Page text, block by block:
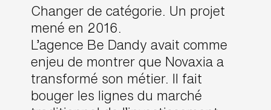
Changer de catégorie. Un projet
mené en 2016.
L’agence Be Dandy avait comme
enjeu de montrer que Novaxia a
transformé son métier. Il fait
bouger les lignes du marché